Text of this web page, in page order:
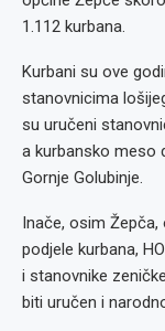
1.112 kurbana.
Kurbani su ove
stanovnicima
su uručeni
a kurbansko meso
Gornje Golubinje.
Inače, osim
podjele kurbana,
i stanovnike
biti uručen i